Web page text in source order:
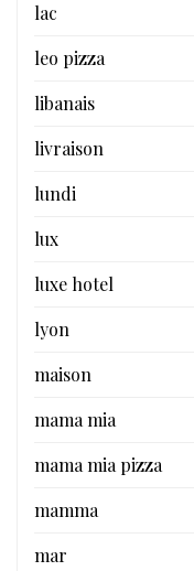
lac
leo pizza
libanais
livraison
lundi
lux
luxe hotel
lyon
maison
mama mia
mama mia pizza
mamma
mar